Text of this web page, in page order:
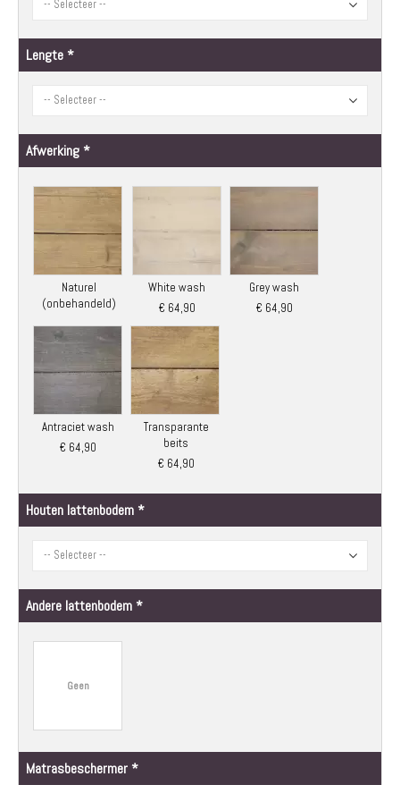
Lengte
Afwerking
Naturel
(onbehandeld)
White wash
€ 64,90
Grey wash
€ 64,90
Antraciet wash
€ 64,90
Transparante
beits
€ 64,90
Houten lattenbodem
Andere lattenbodem
Geen
Matrasbeschermer